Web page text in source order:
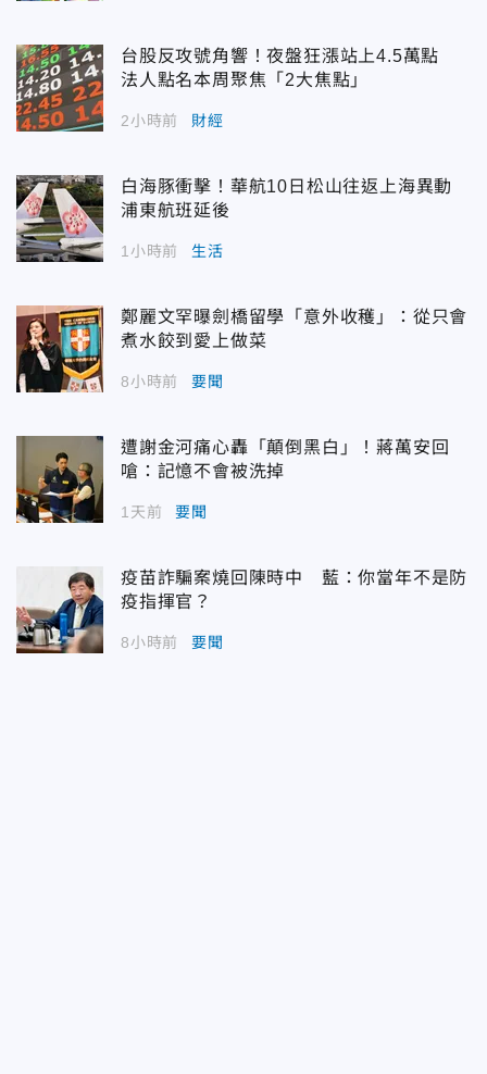
台股反攻號角響！夜盤狂漲站上4.5萬點
法人點名本周聚焦「2大焦點」
2小時前 財經
白海豚衝擊！華航10日松山往返上海異動
浦東航班延後
1小時前 生活
鄭麗文罕曝劍橋留學「意外收穫」：從只會
煮水餃到愛上做菜
8小時前 要聞
遭謝金河痛心轟「顛倒黑白」！蔣萬安回
嗆：記憶不會被洗掉
1天前 要聞
疫苗詐騙案燒回陳時中 藍：你當年不是防
疫指揮官？
8小時前 要聞